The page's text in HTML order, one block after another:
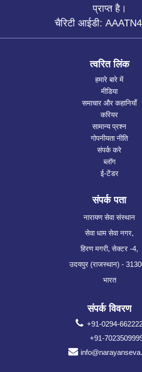
प्राप्त है।
चैरिटी आईडी:
त्वरित लिंक
हमारे बारे में
मीडिया
समाचार और कहानियाँ
करियर
सामान्य प्रश्न
गोपनीयता नीति
संपर्क करे
ब्लॉग
ई-टेंडर
संपर्क पता
नारायण सेवा संस्थान
सेवा धाम सेवा नगर,
हिरण मगरी, सेक्टर -4,
उदयपुर (राजस्थान) -
भारत
संपर्क विवरण
+91-0294-
+91-